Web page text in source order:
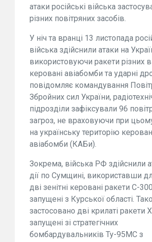
атаки російські війська
різних повітряних засобів.
У ніч та вранці 13 листопада
війська здійснили атаки на
використовуючи ракети різних
керовані авіабомби та ударні
повідомляє командування
Збройних сил України,
підрозділи зафіксували 96
загроз, не враховуючи при
на українську територію
авіабомби (КАБи).
Зокрема, війська РФ здійснили
дії по Сумщині, використавши
дві зенітні керовані ракети С-
запущені з Курської області.
застосовано дві крилаті ракети
запущені зі стратегічних
бомбардувальників Ту-95МС з